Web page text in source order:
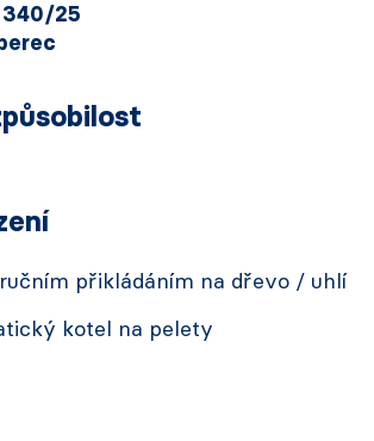
25
přikládáním na dřevo / uhlí
kotel na pelety